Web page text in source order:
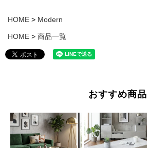
HOME Modern
HOME 商品一覧
おすすめ商品